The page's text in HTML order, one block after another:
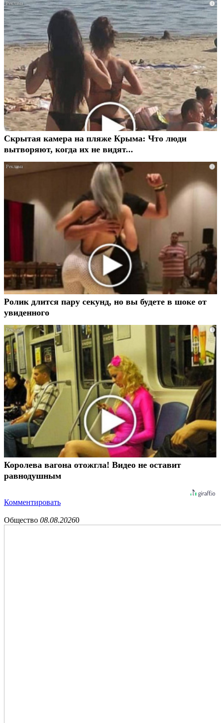
i
Скрытая камера на пляже Крыма: Что люди
вытворяют, когда их не видят...
i
Ролик длится пару секунд, но вы будете в шоке от
увиденного
i
Королева вагона отожгла! Видео не оставит
равнодушным
Комментировать
Общество 08.08.20260